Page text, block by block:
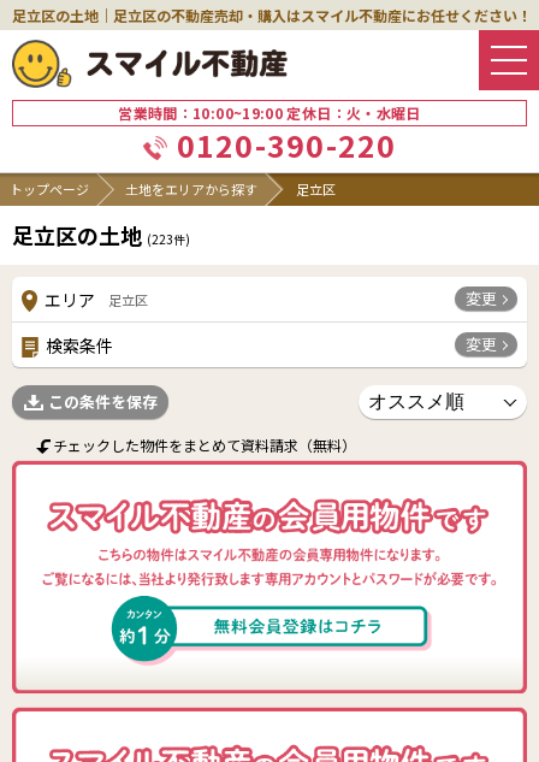
足立区の土地｜足立区の不動産売却・購入はスマイル不動産にお任せください！
営業時間：10:00~19:00 定休日：火・水曜日
0120-390-220
トップページ 土地をエリアから探す 足立区
足立区の土地 (223件)
エリア 足立区 変更
検索条件 変更
この条件を保存
チェックした物件をまとめて資料請求（無料）